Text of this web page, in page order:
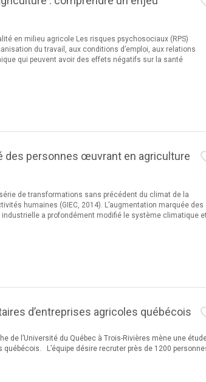
en milieu agricole Les risques psychosociaux (RPS)
du travail, aux conditions d’emploi, aux relations
qui peuvent avoir des effets négatifs sur la santé
des personnes œuvrant en agriculture
de transformations sans précédent du climat de la
humaines (GIEC, 2014). L’augmentation marquée des
a profondément modifié le système climatique et
d’entreprises agricoles québécois
de l’Université du Québec à Trois-Rivières mène une
L’équipe désire recruter près de 1200